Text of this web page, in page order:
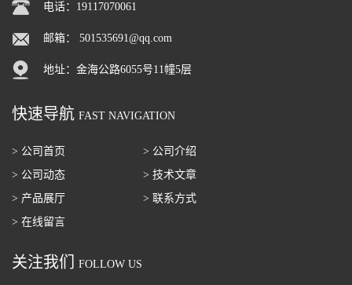
电话：19117070061
邮箱： 501535691@qq.com
地址：金海公路6055号11幢5层
快速导航 FAST NAVIGATION
> 公司首页
> 公司介绍
> 公司动态
> 技术文章
> 产品展厅
> 联系方式
> 在线留言
关注我们 FOLLOW US